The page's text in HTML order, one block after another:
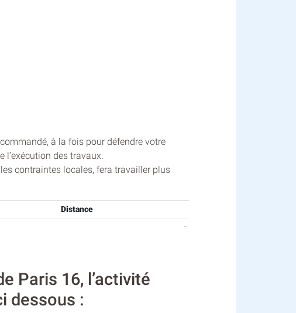
à la fois pour défendre votre
l’exécution des travaux.
contraintes locales, fera travailler plus
Distance
-
Paris 16, l’activité
dessous :